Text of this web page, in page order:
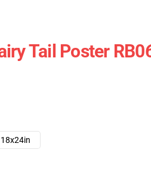
Tail Poster
18x24in